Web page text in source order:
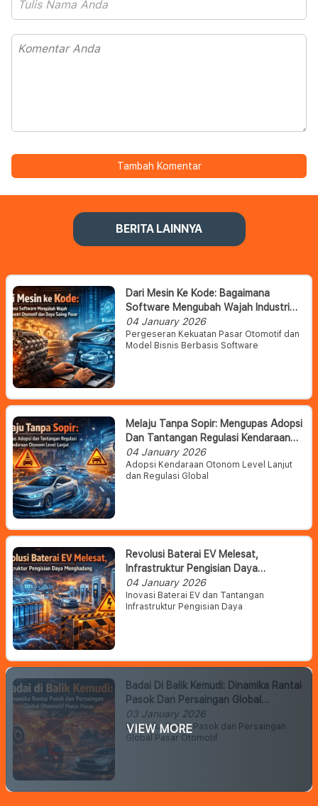
Tambah Komentar
BERITA LAINNYA
Dari Mesin Ke Kode: Bagaimana
Software Mengubah Wajah Industri
Otomotif Dan Daya Saing Pasar
04 January 2026
Pergeseran Kekuatan Pasar Otomotif dan
Model Bisnis Berbasis Software
Melaju Tanpa Sopir: Mengupas Adopsi
Dan Tantangan Regulasi Kendaraan
Otonom Level Lanjut
04 January 2026
Adopsi Kendaraan Otonom Level Lanjut
dan Regulasi Global
Revolusi Baterai EV Melesat,
Infrastruktur Pengisian Daya
Menghadang
04 January 2026
Inovasi Baterai EV dan Tantangan
Infrastruktur Pengisian Daya
Badai Di Balik Kemudi: Dinamika Rantai
Pasok Dan Persaingan Global
Otomotif Makin Panas
03 January 2026
Dinamika Rantai Pasok dan Persaingan
Global Pasar Otomotif
VIEW MORE